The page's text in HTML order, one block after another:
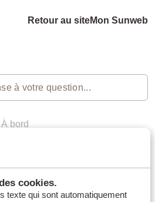
cookies.
texte qui sont automatiquement
Retour au siteMon Sunweb
À bord